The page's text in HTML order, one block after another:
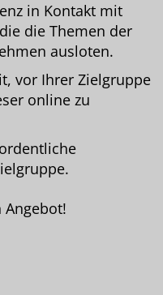
in Kontakt mit
die Themen der
ausloten.
vor Ihrer Zielgruppe
online zu